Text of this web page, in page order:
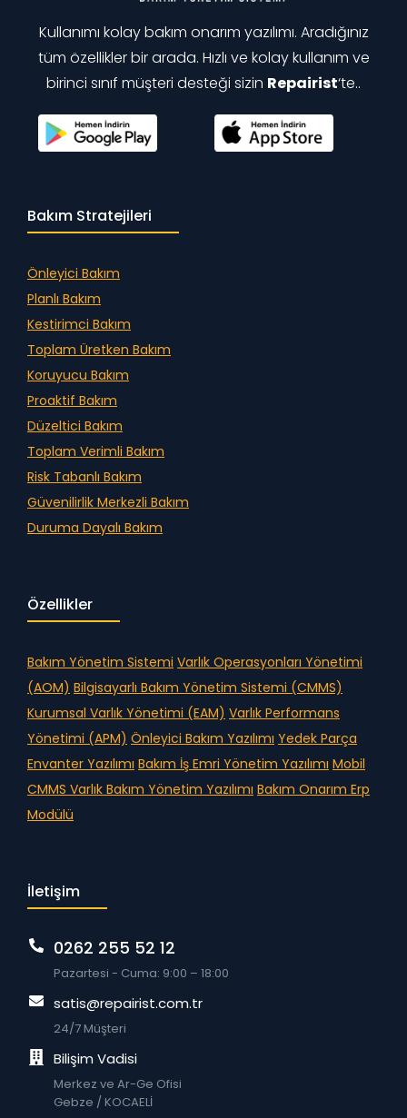
Kullanımı kolay bakım onarım yazılımı. Aradığınız
tüm özellikler bir arada. Hızlı ve kolay kullanım ve
birinci sınıf müşteri desteği sizin Repairist‘te..
Bakım Stratejileri
Önleyici Bakım
Planlı Bakım
Kestirimci Bakım
Toplam Üretken Bakım
Koruyucu Bakım
Proaktif Bakım
Düzeltici Bakım
Toplam Verimli Bakım
Risk Tabanlı Bakım
Güvenilirlik Merkezli Bakım
Duruma Dayalı Bakım
Özellikler
Bakım Yönetim Sistemi Varlık Operasyonları Yönetimi
(AOM) Bilgisayarlı Bakım Yönetim Sistemi (CMMS)
Kurumsal Varlık Yönetimi (EAM) Varlık Performans
Yönetimi (APM) Önleyici Bakım Yazılımı Yedek Parça
Envanter Yazılımı Bakım İş Emri Yönetim Yazılımı Mobil
CMMS Varlık Bakım Yönetim Yazılımı Bakım Onarım Erp
Modülü
İletişim
0262 255 52 12
Pazartesi - Cuma: 9:00 – 18:00
satis@repairist.com.tr
24/7 Müşteri
Bilişim Vadisi
Merkez ve Ar-Ge Ofisi
Gebze / KOCAELİ